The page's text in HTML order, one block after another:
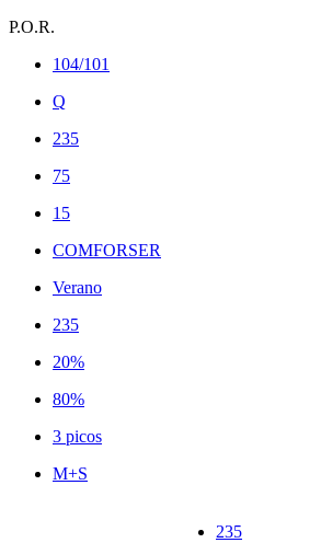
P.O.R.
104/101
Q
235
75
15
COMFORSER
Verano
235
20%
80%
3 picos
M+S
235